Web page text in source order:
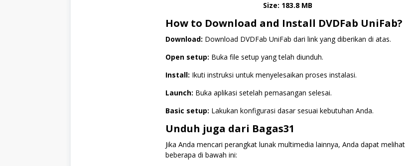
Size: 183.8 MB
How to Download and Install DVDFab UniFab?
Download: Download DVDFab UniFab dari link yang diberikan di atas.
Open setup: Buka file setup yang telah diunduh.
Install: Ikuti instruksi untuk menyelesaikan proses instalasi.
Launch: Buka aplikasi setelah pemasangan selesai.
Basic setup: Lakukan konfigurasi dasar sesuai kebutuhan Anda.
Unduh juga dari Bagas31
Jika Anda mencari perangkat lunak multimedia lainnya, Anda dapat melihat
beberapa di bawah ini: